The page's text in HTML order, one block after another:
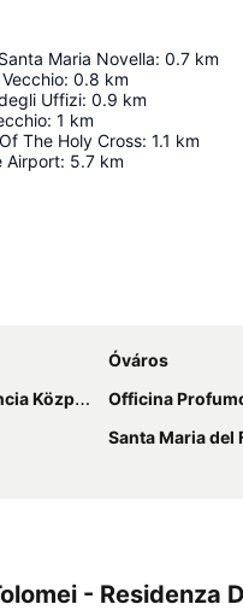
Maria Novella: 0.7 km
: 0.8 km
Uffizi: 0.9 km
: 1 km
The Holy Cross: 1.1 km
Airport: 5.7 km
Óváros
Központ Officina Profumo
Santa Maria del
- Residenza